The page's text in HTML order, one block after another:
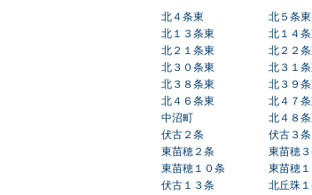
北４条東 北５条東
北１３条東
北１４
北２１条東
北２２
北３０条東
北３１
北３８条東
北３９
北４６条東
北４７
中沼町
北４８
伏古２条
伏古３条
東苗穂２条
東苗穂
東苗穂１０条
東苗穂
伏古１３条
北丘珠